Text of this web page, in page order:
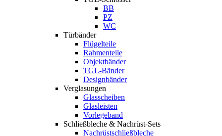
BB
PZ
WC
Türbänder
Flügelteile
Rahmenteile
Objektbänder
TGL-Bänder
Designbänder
Verglasungen
Glasscheiben
Glasleisten
Vorlegeband
Schließbleche & Nachrüst-Sets
Nachrüstschließbleche